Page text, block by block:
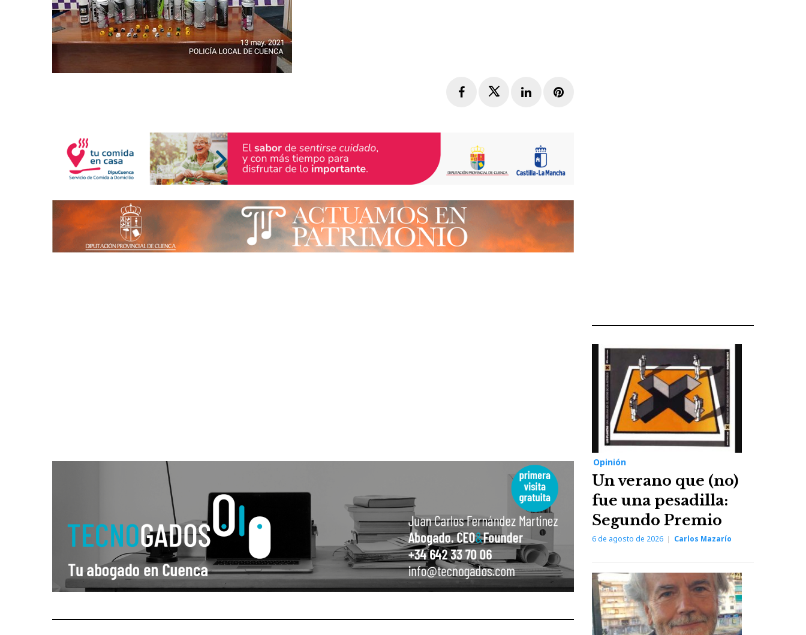
FacebookTwitterLinkedInPinterest
Opinión
Un verano que (no)
fue una pesadilla:
Segundo Premio
6 de agosto de 2026 Carlos Mazarío